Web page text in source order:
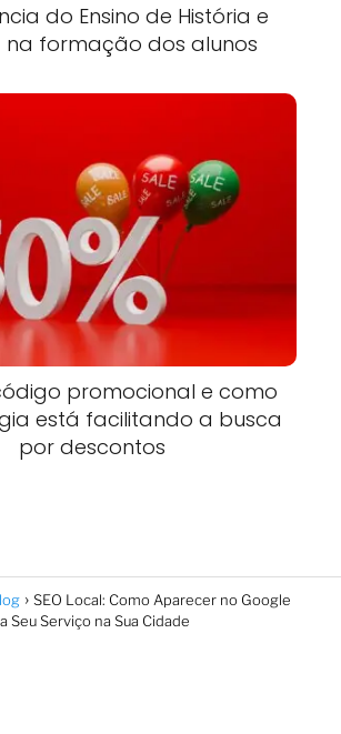
do Ensino de História e
na formação dos alunos
promocional e como
está facilitando a busca
por descontos
SEO Local: Como Aparecer no Google
Seu Serviço na Sua Cidade